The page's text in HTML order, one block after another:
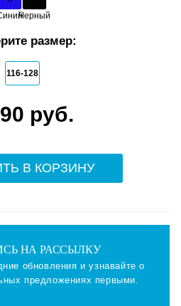
Черный
размер:
116-128
руб.
В КОРЗИНУ
НА РАССЫЛКУ
обновления и узнавайте о
предложениях первыми.